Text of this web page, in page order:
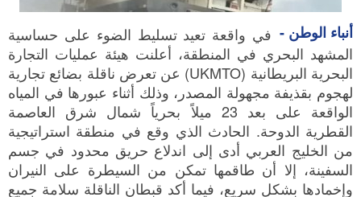
أنباء الوطن - في واقعة تعيد تسليط الضوء على حساسية
المشهد البحري في المنطقة، أعلنت هيئة عمليات التجارة
البحرية البريطانية (UKMTO) عن تعرض ناقلة بضائع تجارية
لهجوم بقذيفة مجهولة المصدر، وذلك أثناء عبورها في المياه
الواقعة على بعد 23 ميلاً بحرياً شمال شرق العاصمة
القطرية الدوحة. الحادث الذي وقع في منطقة استراتيجية
من الخليج العربي أدى إلى اندلاع حريق محدود في جسم
السفينة، إلا أن طاقمها تمكن من السيطرة على النيران
وإخمادها بشكل سريع، فيما أكد قبطان الناقلة سلامة جميع